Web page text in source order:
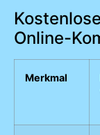
Online-
Merkmal